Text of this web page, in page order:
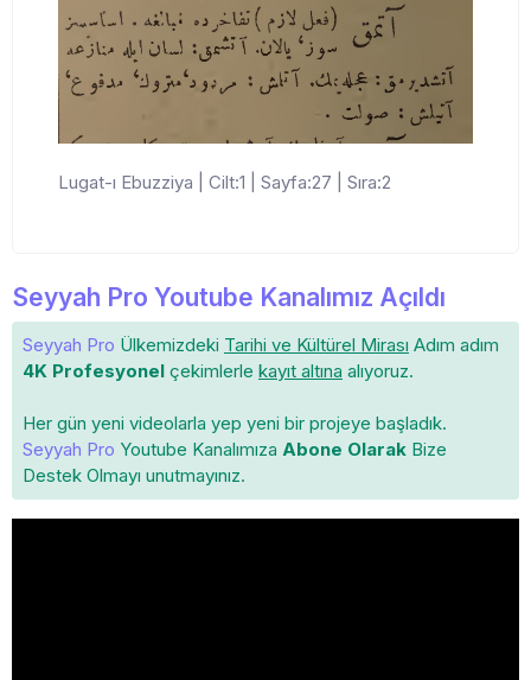
Lugat-ı Ebuzziya | Cilt:1 | Sayfa:27 | Sıra:2
Seyyah Pro Youtube Kanalımız Açıldı
Seyyah Pro Ülkemizdeki Tarihi ve Kültürel Mirası Adım adım
4K Profesyonel çekimlerle kayıt altına alıyoruz.
Her gün yeni videolarla yep yeni bir projeye başladık.
Seyyah Pro Youtube Kanalımıza Abone Olarak Bize
Destek Olmayı unutmayınız.